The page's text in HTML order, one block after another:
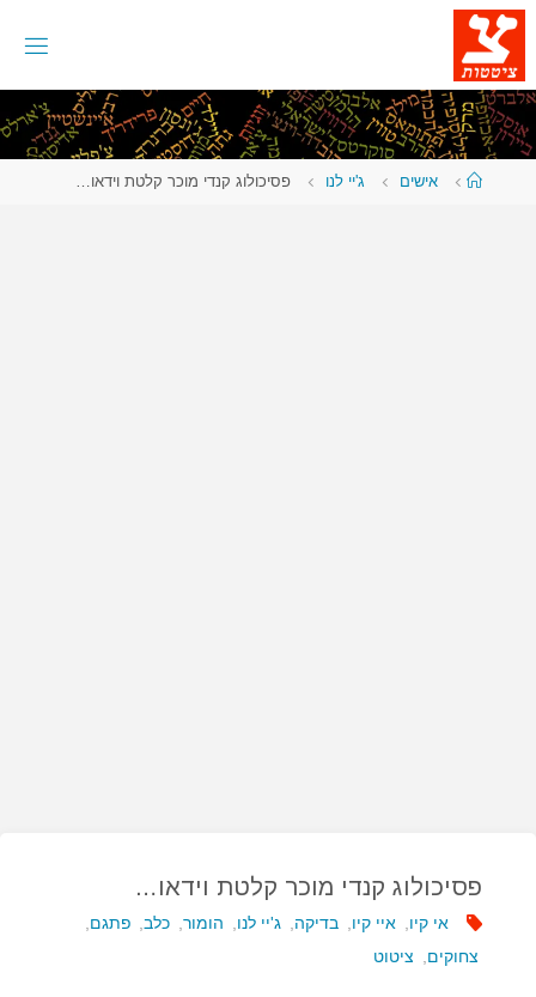
דלגו
לתוכן
עמודאישים ג'יי לנו פסיכולוג קנדי מוכר קלטת וידאו…
פסיכולוג קנדי מוכר קלטת וידאו…
אי קיו איי קיו בדיקה ג'יי לנו הומור, כלב, פתגם
צחוקים
ציטוט